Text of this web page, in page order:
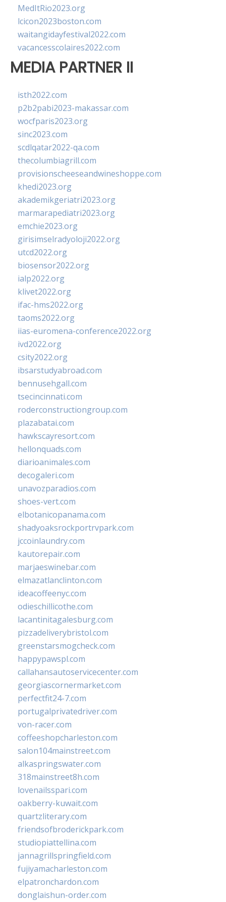
MedItRio2023.org
lcicon2023boston.com
waitangidayfestival2022.com
vacancesscolaires2022.com
MEDIA PARTNER II
isth2022.com
p2b2pabi2023-makassar.com
wocfparis2023.org
sinc2023.com
scdlqatar2022-qa.com
thecolumbiagrill.com
provisionscheeseandwineshoppe.com
khedi2023.org
akademikgeriatri2023.org
marmarapediatri2023.org
emchie2023.org
girisimselradyoloji2022.org
utcd2022.org
biosensor2022.org
ialp2022.org
klivet2022.org
ifac-hms2022.org
taoms2022.org
iias-euromena-conference2022.org
ivd2022.org
csity2022.org
ibsarstudyabroad.com
bennusehgall.com
tsecincinnati.com
roderconstructiongroup.com
plazabatai.com
hawkscayresort.com
hellonquads.com
diarioanimales.com
decogaleri.com
unavozparadios.com
shoes-vert.com
elbotanicopanama.com
shadyoaksrockportrvpark.com
jccoinlaundry.com
kautorepair.com
marjaeswinebar.com
elmazatlanclinton.com
ideacoffeenyc.com
odieschillicothe.com
lacantinitagalesburg.com
pizzadeliverybristol.com
greenstarsmogcheck.com
happypawspl.com
callahansautoservicecenter.com
georgiascornermarket.com
perfectfit24-7.com
portugalprivatedriver.com
von-racer.com
coffeeshopcharleston.com
salon104mainstreet.com
alkaspringswater.com
318mainstreet8h.com
lovenailsspari.com
oakberry-kuwait.com
quartzliterary.com
friendsofbroderickpark.com
studiopiattellina.com
jannagrillspringfield.com
fujiyamacharleston.com
elpatronchardon.com
donglaishun-order.com